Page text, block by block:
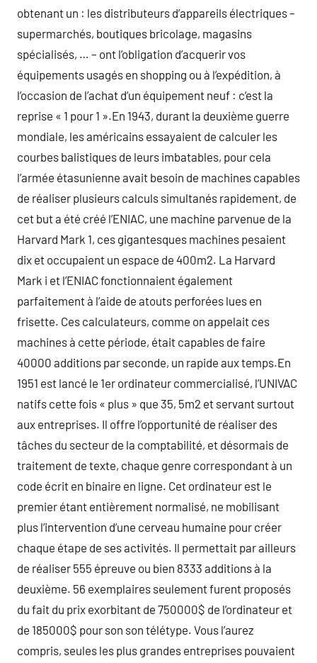
obtenant un : les distributeurs d’appareils électriques –
supermarchés, boutiques bricolage, magasins
spécialisés, … – ont l’obligation d’acquerir vos
équipements usagés en shopping ou à l’expédition, à
l’occasion de l’achat d’un équipement neuf : c’est la
reprise « 1 pour 1 ».En 1943, durant la deuxième guerre
mondiale, les américains essayaient de calculer les
courbes balistiques de leurs imbatables, pour cela
l’armée étasunienne avait besoin de machines capables
de réaliser plusieurs calculs simultanés rapidement, de
cet but a été créé l’ENIAC, une machine parvenue de la
Harvard Mark 1, ces gigantesques machines pesaient
dix et occupaient un espace de 400m2. La Harvard
Mark i et l’ENIAC fonctionnaient également
parfaitement à l’aide de atouts perforées lues en
frisette. Ces calculateurs, comme on appelait ces
machines à cette période, était capables de faire
40000 additions par seconde, un rapide aux temps.En
1951 est lancé le 1er ordinateur commercialisé, l’UNIVAC
natifs cette fois « plus » que 35, 5m2 et servant surtout
aux entreprises. Il offre l’opportunité de réaliser des
tâches du secteur de la comptabilité, et désormais de
traitement de texte, chaque genre correspondant à un
code écrit en binaire en ligne. Cet ordinateur est le
premier étant entièrement normalisé, ne mobilisant
plus l’intervention d’une cerveau humaine pour créer
chaque étape de ses activités. Il permettait par ailleurs
de réaliser 555 épreuve ou bien 8333 additions à la
deuxième. 56 exemplaires seulement furent proposés
du fait du prix exorbitant de 750000$ de l’ordinateur et
de 185000$ pour son son télétype. Vous l’aurez
compris, seules les plus grandes entreprises pouvaient